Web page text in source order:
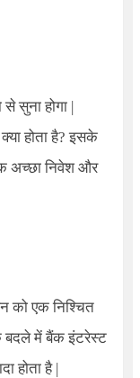
सुना होगा |
क्या होता है?इसके
अच्छा निवेश और
को एक निश्चित
में बैंक इंटरेस्ट
होता है |